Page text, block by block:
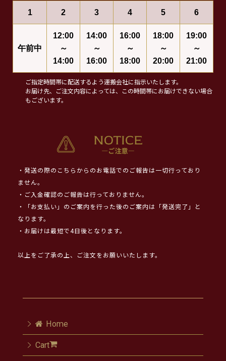
1 2 3 4 5 6
午前中
12:00
～
14:00
14:00
～
16:00
16:00
～
18:00
18:00
～
20:00
19:00
～
21:00
ご指定時間帯に配送するよう運搬会社に指示いたします。
お届け先、ご注文内容によっては、この時間帯にお届けできない場合
もございます。
・発送の際のこちらからのお電話でのご報告は一切行っており
ません。
・ご入金確認のご報告は行っておりません。
・「お支払い」のご案内を行った後のご案内は「発送完了」と
なります。
・お届けは最短で4日後となります。
以上をご了承の上、ご注文をお願いいたします。
Home
Cart